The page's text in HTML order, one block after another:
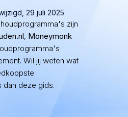
29 juli 2025
zijn
, Moneymonk
Wil jij weten wat
dan deze gids.